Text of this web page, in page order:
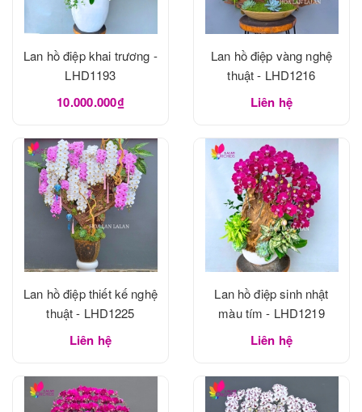
Lan hồ điệp khai trương -
LHD1193
10.000.000₫
Lan hồ điệp vàng nghệ
thuật - LHD1216
Liên hệ
Lan hồ điệp thiết kế nghệ
thuật - LHD1225
Liên hệ
Lan hồ điệp sinh nhật
màu tím - LHD1219
Liên hệ